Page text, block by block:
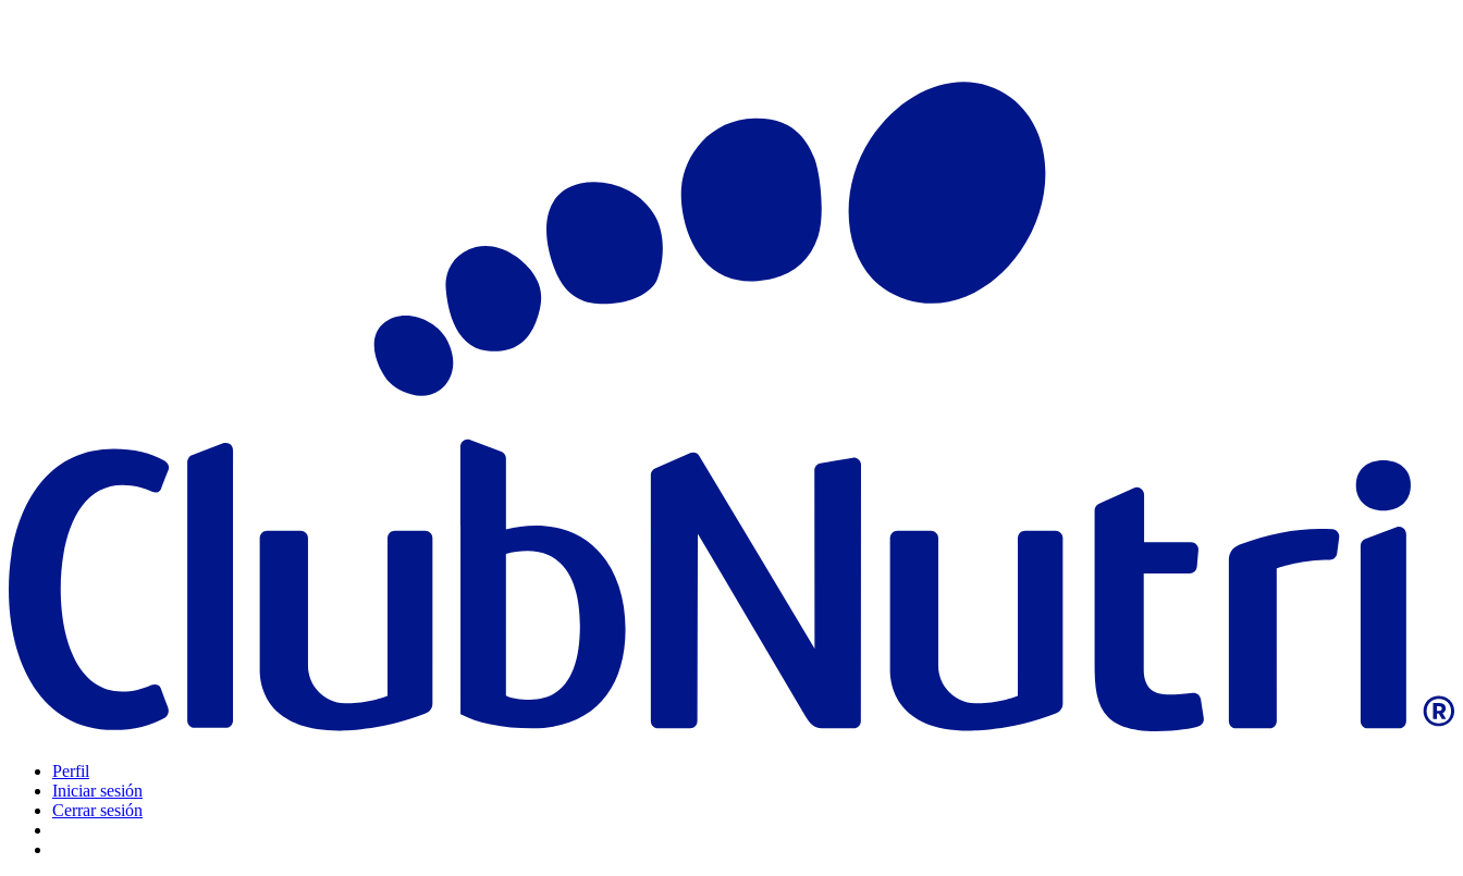
Perfil
Iniciar sesión
Cerrar sesión